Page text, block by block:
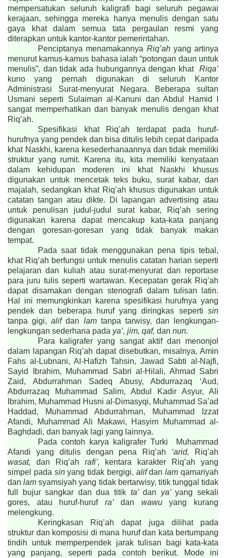
mempersatukan seluruh kaligrafi bagi seluruh pegawai
kerajaan, sehingga mereka hanya menulis dengan satu
gaya khat dalam semua tata pergaulan resmi yang
diterapkan untuk kantor-kantor pemerintahan.
Penciptanya menamakannya Riq’ah yang artinya
menurut kamus-kamus bahasa ialah “potongan daun untuk
menulis”, dan tidak ada hubungannya dengan khat Riqa’
kuno yang pernah digunakan di seluruh Kantor
Administrasi Surat-menyurat Negara. Beberapa sultan
Usmani seperti Sulaiman al-Kanuni dan Abdul Hamid I
sangat memperhatikan dan banyak menulis dengan khat
Riq’ah.
Spesifikasi khat Riq’ah terdapat pada huruf-
hurufnya yang pendek dan bisa ditulis lebih cepat daripada
khat Naskhi, karena kesederhanaannya dan tidak memiliki
struktur yang rumit. Karena itu, kita memiliki kenyataan
dalam kehidupan moderen ini khat Naskhi khusus
digunakan untuk mencetak teks buku, surat kabar, dan
majalah, sedangkan khat Riq’ah khusus digunakan untuk
catatan tangan atau dikte. Di lapangan advertising atau
untuk penulisan judul-judul surat kabar, Riq’ah sering
digunakan karena dapat mencakup kata-kata panjang
dengan goresan-goresan yang tidak banyak makan
tempat.
Pada saat tidak menggunakan pena tipis tebal,
khat Riq’ah berfungsi untuk menulis catatan harian seperti
pelajaran dan kuliah atau surat-menyurat dan reportase
para juru tulis seperti wartawan. Kecepatan gerak Riq’ah
dapat disamakan dengan stenografi dalam tulisan latin.
Hal ini memungkinkan karena spesifikasi hurufnya yang
pendek dan beberapa huruf yang diringkas seperti sin
tanpa gigi,alifdan lam tanpa tarwisy, dan lengkungan-
lengkungan sederhana pada ya’, jim, qaf, dan nun.
Para kaligrafer yang sangat aktif dan menonjol
dalam lapangan Riq’ah dapat disebutkan, misalnya, Amin
Fahs al-Lubnani, Al-Hafizh Tahsin, Jawad Sabti al-Najfi,
Sayid Ibrahim, Muhammad Sabri al-Hilali, Ahmad Sabri
Zaid, Abdurrahman Sadeq Abusy, Abdurrazaq ‘Aud,
Abdurrazaq Muhammad Salim, Abdul Kadir Asyur, Ali
Ibrahim, Muhammad Husni al-Dimasyqi, Muhammad Sa’ad
Haddad, Muhammad Abdurrahman, Muhammad Izzat
Afandi, Muhammad Ali Makawi, Hasyim Muhammad al-
Baghdadi, dan banyak lagi yang lainnya.
Pada contoh karya kaligrafer Turki Muhammad
Afandi yang ditulis dengan pena Riq’ah ‘arid,
Riq’ah
wasat, dan Riq’ah rafi’, kentara karakter Riq’ah yang
simpel pada sinyang tidak bergigi, alifdanlamqamariyah
danlamsyamsiyah yang tidak bertarwisy, titik tunggal tidak
full bujur sangkar dan dua titik ta’dan ya’yang sekali
gores, atau huruf-hurufra’ dan wawuyang kurang
melengkung.
Keringkasan Riq’ah dapat juga dilihat pada
struktur dan komposisi di mana huruf dan kata bertumpang
tindih untuk memperpendek jarak tulisan bagi kata-kata
yang panjang, seperti pada contoh berikut. Mode ini